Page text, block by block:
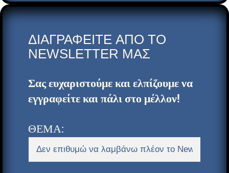
ΔΙΑΓΡΑΦEITE ΑΠΟ ΤΟ
NEWSLETTER ΜΑΣ
Σας ευχαριστούμε και ελπίζουμε να
εγγραφείτε και πάλι στο μέλλον!
ΘΕΜΑ: